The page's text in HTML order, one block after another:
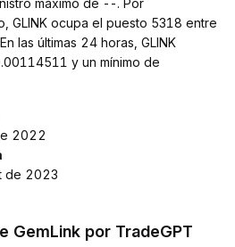
máximo de --. Por
GLINK ocupa el puesto 5318 entre
las últimas 24 horas, GLINK
y un mínimo de
2022
de 2023
GemLink por TradeGPT